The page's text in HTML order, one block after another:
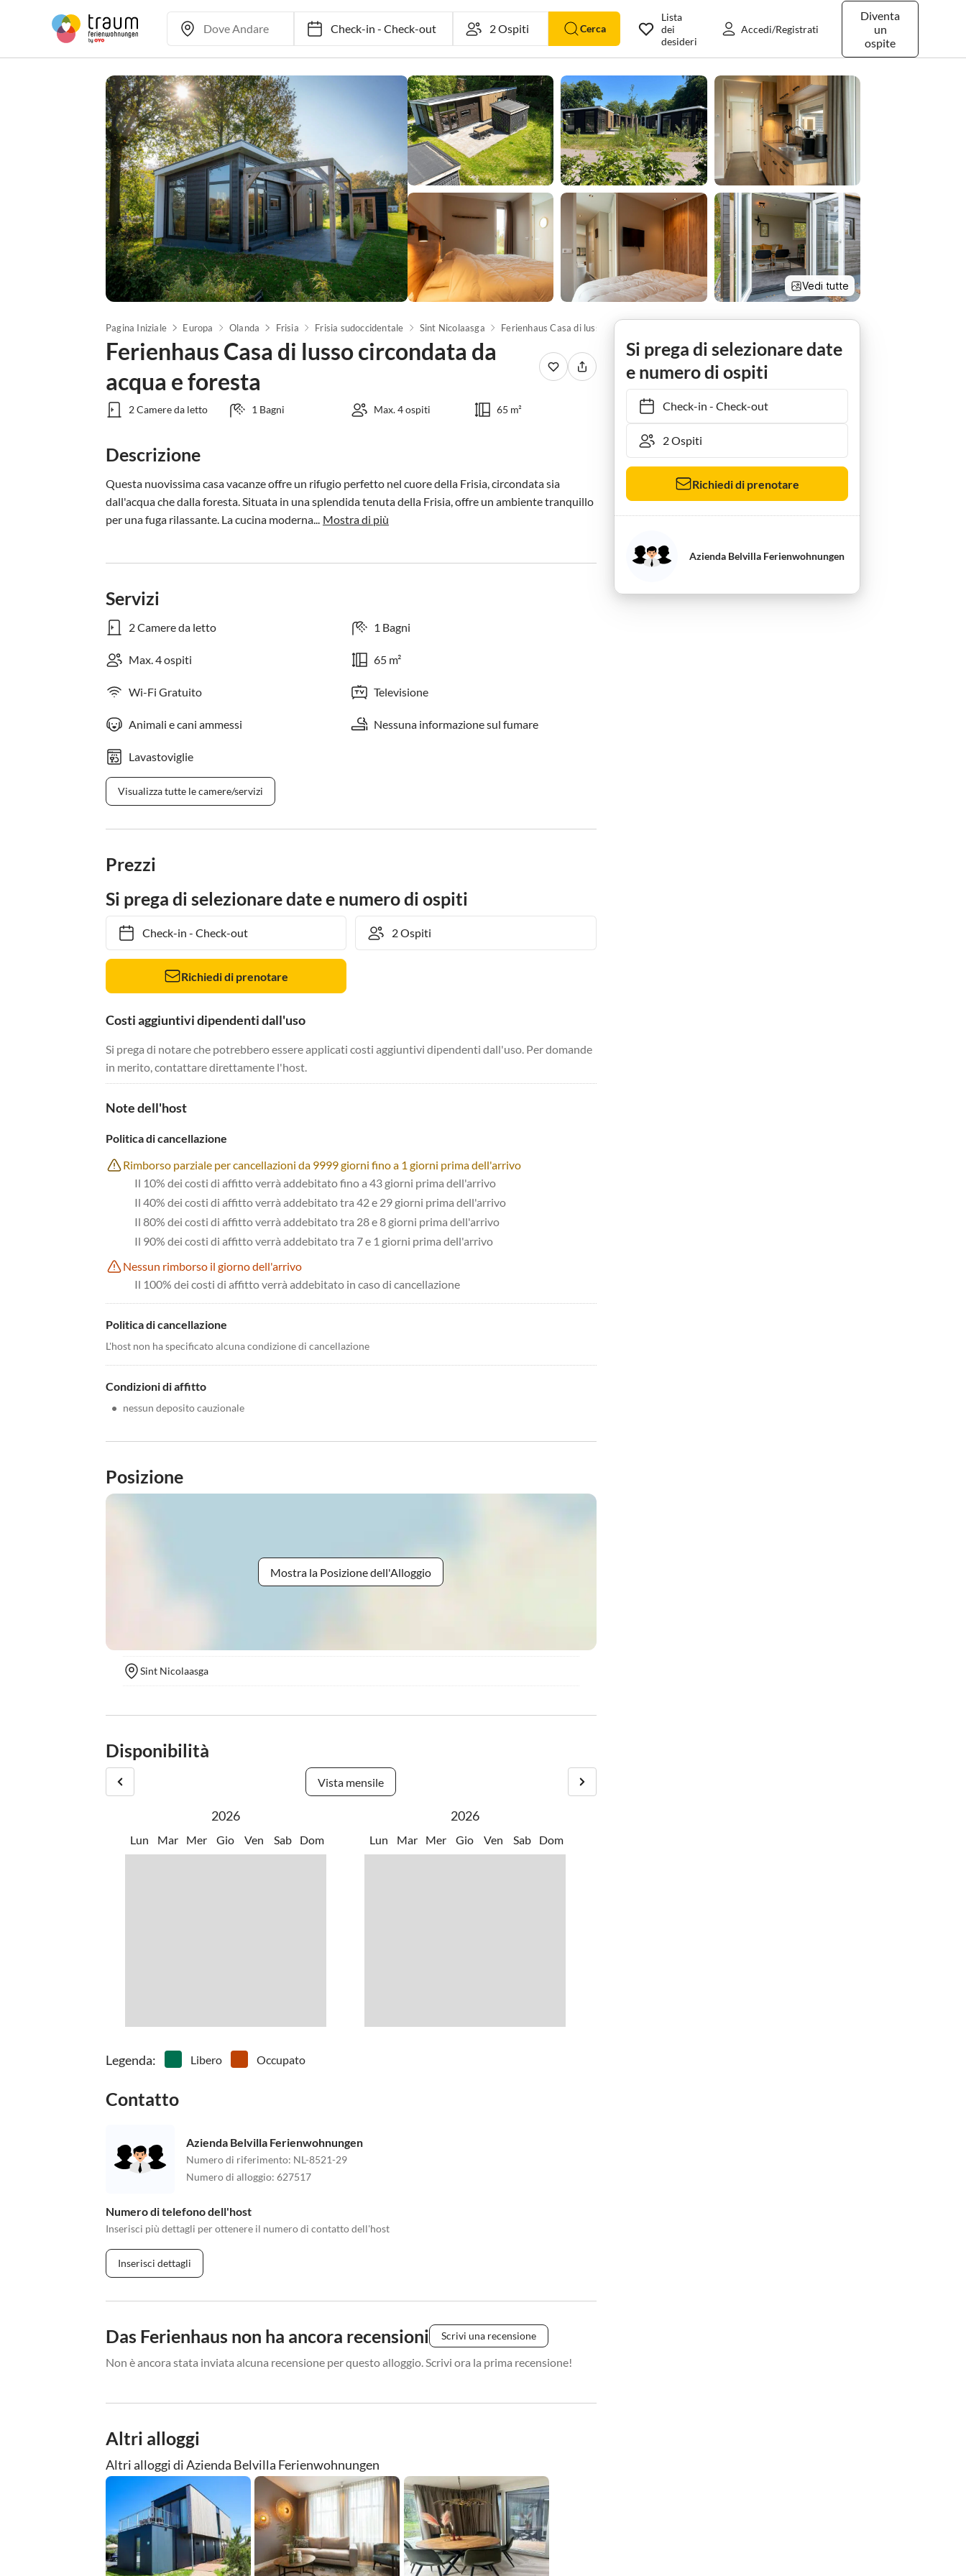
Check-in- Check-out Cerca
Diventa
un
ospite
Lista
dei
desideri
Accedi/Registrati
Vedi tutte
Pagina Iniziale Europa Olanda Frisia Frisia sudoccidentale Sint Nicolaasga
Ferienhaus Casa di lusso circondata da
acqua e foresta
2 Camere da letto 1 Bagni Max. 4 ospiti 65 m²
Descrizione
Questa nuovissima casa vacanze offre un rifugio perfetto nel cuore della Frisia, circondata sia
dall'acqua che dalla foresta. Situata in una splendida tenuta della Frisia, offre un ambiente tranquillo
per una fuga rilassante. La cucina moderna... Mostra di più
Servizi
2 Camere da letto 1 Bagni
Max. 4 ospiti 65 m²
Wi-Fi Gratuito Televisione
Animali e cani ammessi Nessuna informazione sul fumare
Lavastoviglie
Visualizza tutte le camere/servizi
Prezzi
Si prega di selezionare date e numero di ospiti
Check-in- Check-out
Richiedi di prenotare
Costi aggiuntivi dipendenti dall'uso
Si prega di notare che potrebbero essere applicati costi aggiuntivi dipendenti dall'uso. Per domande
in merito, contattare direttamente l'host.
Note dell'host
Politica di cancellazione
Rimborso parziale per cancellazioni da 9999 giorni fino a 1 giorni prima dell'arrivo
Il 10% dei costi di affitto verrà addebitato fino a 43 giorni prima dell'arrivo
Il 40% dei costi di affitto verrà addebitato tra 42 e 29 giorni prima dell'arrivo
Il 80% dei costi di affitto verrà addebitato tra 28 e 8 giorni prima dell'arrivo
Il 90% dei costi di affitto verrà addebitato tra 7 e 1 giorni prima dell'arrivo
Nessun rimborso il giorno dell'arrivo
Il 100% dei costi di affitto verrà addebitato in caso di cancellazione
Politica di cancellazione
L'host non ha specificato alcuna condizione di cancellazione
Condizioni di affitto
• nessun deposito cauzionale
Posizione
Mostra la Posizione dell'Alloggio
Sint Nicolaasga
Disponibilità
Vista mensile
2026
Lun Mar Mer Gio Ven Sab Dom
2026
Lun Mar Mer Gio Ven Sab Dom
Legenda: Libero Occupato
Contatto
Azienda Belvilla Ferienwohnungen
Numero di riferimento: NL-8521-29
Numero di alloggio: 627517
Numero di telefono dell'host
Inserisci più dettagli per ottenere il numero di contatto dell'host
Inserisci dettagli
Das Ferienhaus non ha ancora recensioni Scrivi una recensione
Non è ancora stata inviata alcuna recensione per questo alloggio. Scrivi ora la prima recensione!
Altri alloggi
Altri alloggi di Azienda Belvilla Ferienwohnungen
Si prega di selezionare date
e numero di ospiti
Check-in- Check-out
Richiedi di prenotare
Azienda Belvilla Ferienwohnungen